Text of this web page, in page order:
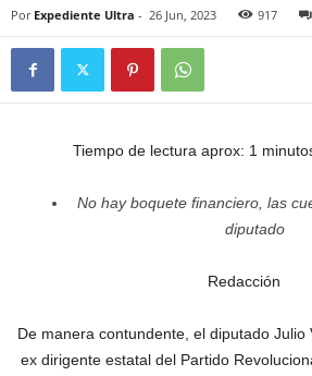
Por Expediente Ultra - 26 Jun, 2023 917
Tiempo de lectura aprox: 1
No hay boquete financiero, las
diputado
Redacción
De manera contundente, el diputado Julio
ex dirigente estatal del Partido